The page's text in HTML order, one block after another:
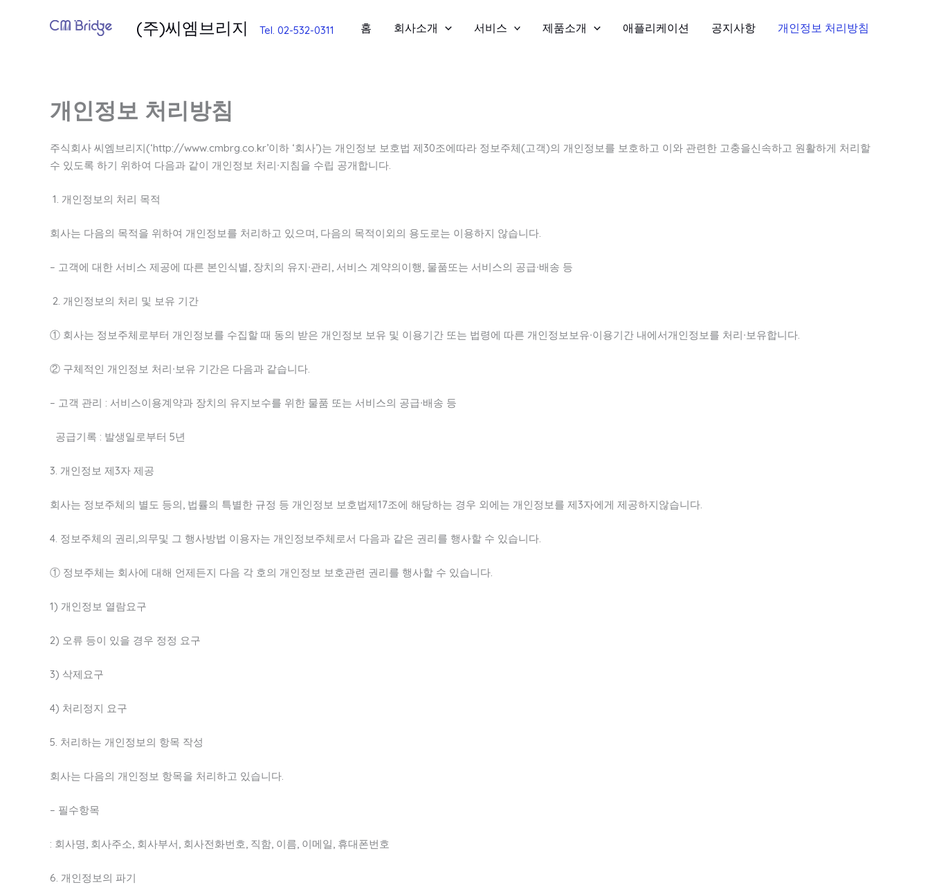
(주)씨엠브리지 Tel. 02-532-0311 홈 회사소개 서비스 제품소개 애플리케이션 공지사항 개인정보 처리방침
개인정보 처리방침
주식회사 씨엠브리지(‘http://www.cmbrg.co.kr’이하 ‘회사’)는 개인정보 보호법 제30조에따라 정보주체(고객)의 개인정보를 보호하고 이와 관련한 고충을신속하고 원활하게 처리할
수 있도록 하기 위하여 다음과 같이 개인정보 처리∙지침을 수립 공개합니다.
1. 개인정보의 처리 목적
회사는 다음의 목적을 위하여 개인정보를 처리하고 있으며, 다음의 목적이외의 용도로는 이용하지 않습니다.
– 고객에 대한 서비스 제공에 따른 본인식별, 장치의 유지∙관리, 서비스 계약의이행, 물품또는 서비스의 공급∙배송 등
2. 개인정보의 처리 및 보유 기간
① 회사는 정보주체로부터 개인정보를 수집할 때 동의 받은 개인정보 보유 및 이용기간 또는 법령에 따른 개인정보보유∙이용기간 내에서개인정보를 처리∙보유합니다.
② 구체적인 개인정보 처리∙보유 기간은 다음과 같습니다.
– 고객 관리 : 서비스이용계약과 장치의 유지보수를 위한 물품 또는 서비스의 공급∙배송 등
공급기록 : 발생일로부터 5년
3. 개인정보 제3자 제공
회사는 정보주체의 별도 등의, 법률의 특별한 규정 등 개인정보 보호법제17조에 해당하는 경우 외에는 개인정보를 제3자에게 제공하지않습니다.
4. 정보주체의 권리,의무및 그 행사방법 이용자는 개인정보주체로서 다음과 같은 권리를 행사할 수 있습니다.
① 정보주체는 회사에 대해 언제든지 다음 각 호의 개인정보 보호관련 권리를 행사할 수 있습니다.
1) 개인정보 열람요구
2) 오류 등이 있을 경우 정정 요구
3) 삭제요구
4) 처리정지 요구
5. 처리하는 개인정보의 항목 작성
회사는 다음의 개인정보 항목을 처리하고 있습니다.
– 필수항목
: 회사명, 회사주소, 회사부서, 회사전화번호, 직함, 이름, 이메일, 휴대폰번호
6. 개인정보의 파기